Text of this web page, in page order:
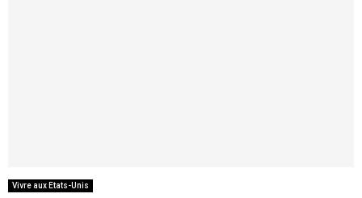
Vivre aux Etats-Unis